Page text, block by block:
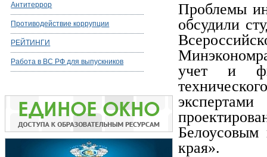
Антитеррор
Противодействие коррупции
РЕЙТИНГИ
Работа в ВС РФ для выпускников
Проблемы
обсудили
учет и
Белоусовым
края».